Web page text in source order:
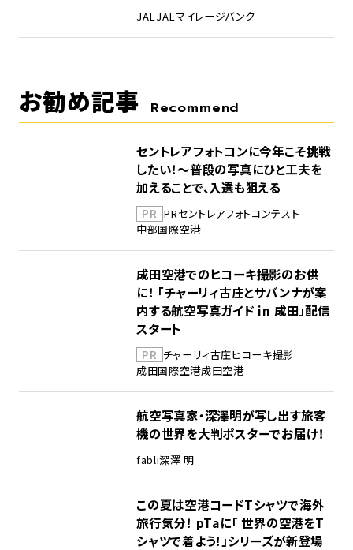
JAL JALマイレージバンク
お勧め記事 Recommend
セントレアフォトコンに今年こそ挑戦
したい！～普段の写真にひと工夫を
加えることで、入選も狙える
PR PRセントレアフォトコンテスト
中部国際空港
成田空港でのヒコーキ撮影のお供
に！ 「チャーリィ古庄とサバンナが案
内する航空写真ガイド in 成田」配信
スタート
PR チャーリィ古庄ヒコーキ撮影
成田国際空港成田空港
航空写真家・深澤明が写し出す旅客
機の世界を大判ポスターでお届け！
fabli深澤 明
この夏は空港コードTシャツで海外
旅行気分！ pTaに「 世界の空港をT
シャツで着よう！」シリーズが新登場